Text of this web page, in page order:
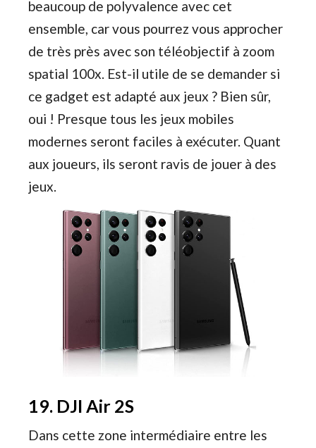
beaucoup de polyvalence avec cet
ensemble, car vous pourrez vous approcher
de très près avec son téléobjectif à zoom
spatial 100x. Est-il utile de se demander si
ce gadget est adapté aux jeux ? Bien sûr,
oui ! Presque tous les jeux mobiles
modernes seront faciles à exécuter. Quant
aux joueurs, ils seront ravis de jouer à des
jeux.
19. DJI Air 2S
Dans cette zone intermédiaire entre les